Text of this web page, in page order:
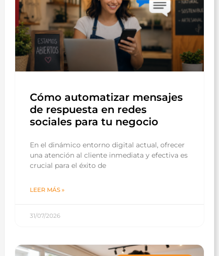
Cómo automatizar mensajes
de respuesta en redes
sociales para tu negocio
En el dinámico entorno digital actual, ofrecer
una atención al cliente inmediata y efectiva es
crucial para el éxito de
LEER MÁS »
31/07/2026